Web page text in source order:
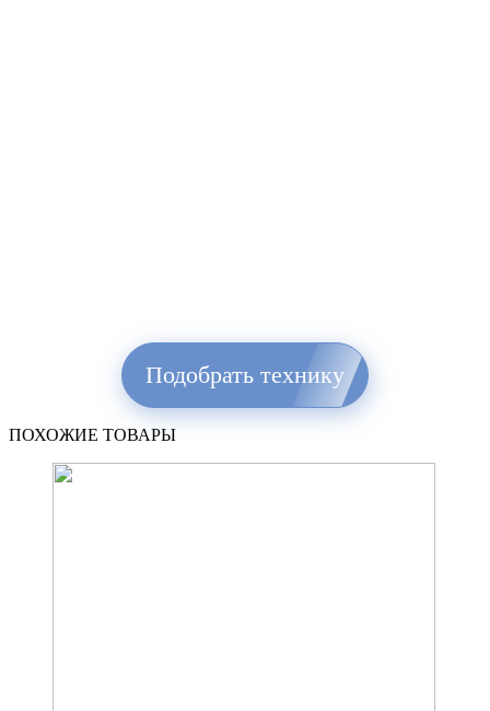
Подобрать технику
ПОХОЖИЕ ТОВАРЫ